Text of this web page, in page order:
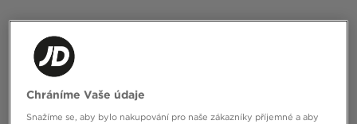
Chráníme Vaše údaje
Snažíme se, aby bylo nakupování pro naše zákazníky příjemné a aby